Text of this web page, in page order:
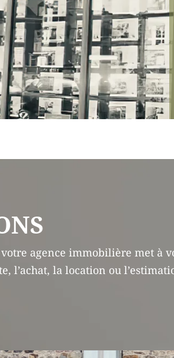
agence immobilière met à
l’achat, la location ou